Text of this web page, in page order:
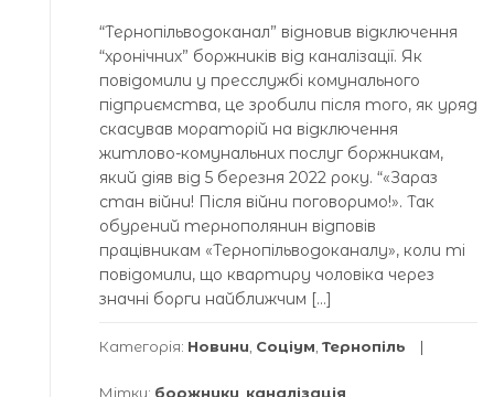
“Тернопільводоканал” відновив відключення
“хронічних” боржників від каналізації. Як
повідомили у пресслужбі комунального
підприємства, це зробили після того, як уряд
скасував мораторій на відключення
житлово-комунальних послуг боржникам,
який діяв від 5 березня 2022 року. “«Зараз
стан війни! Після війни поговоримо!». Так
обурений тернополянин відповів
працівникам «Тернопільводоканалу», коли ті
повідомили, що квартиру чоловіка через
значні борги найближчим […]
Категорія: Новини Соціум Тернопіль
Мітки: боржники каналізація